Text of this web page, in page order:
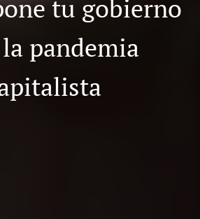
tu gobierno
pandemia